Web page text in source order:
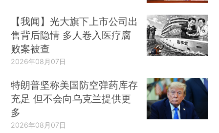
【我闻】光大旗下上市公司出
售背后隐情 多人卷入医疗腐
败案被查
2026年08月07日
特朗普坚称美国防空弹药库存
充足 但不会向乌克兰提供更
多
2026年08月07日